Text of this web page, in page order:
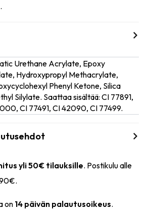
Urethane Acrylate, Epoxy
Hydroxypropyl Methacrylate,
Phenyl Ketone, Silica
Silylate. Saattaa sisältää: CI 77891,
CI 77491, CI 42090, CI 77499.
yli 50€ tilauksille. Postikulu alle
on 14 päivän palautusoikeus.